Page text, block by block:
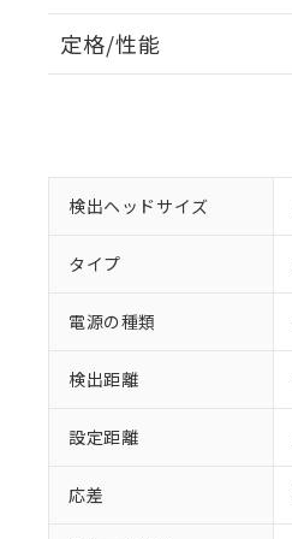
定格/性能
検出ヘッドサイズ
タイプ
電源の種類
検出距離
設定距離
応差